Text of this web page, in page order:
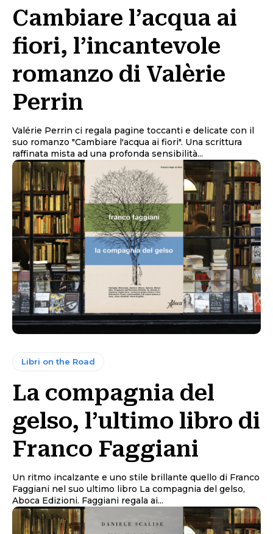
Cambiare l’acqua ai
fiori, l’incantevole
romanzo di Valèrie
Perrin
Valérie Perrin ci regala pagine toccanti e delicate con il
suo romanzo "Cambiare l'acqua ai fiori". Una scrittura
raffinata mista ad una profonda sensibilità...
Libri on the Road
La compagnia del
gelso, l’ultimo libro di
Franco Faggiani
Un ritmo incalzante e uno stile brillante quello di Franco
Faggiani nel suo ultimo libro La compagnia del gelso,
Aboca Edizioni. Faggiani regala ai...